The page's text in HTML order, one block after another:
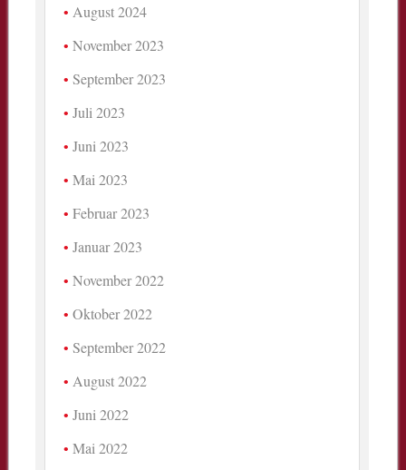
August 2024
November 2023
September 2023
Juli 2023
Juni 2023
Mai 2023
Februar 2023
Januar 2023
November 2022
Oktober 2022
September 2022
August 2022
Juni 2022
Mai 2022